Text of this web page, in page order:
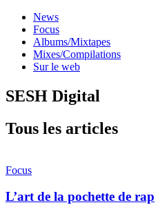
News
Focus
Albums/Mixtapes
Mixes/Compilations
Sur le web
SESH Digital
Tous les articles
Focus
L’art de la pochette de rap